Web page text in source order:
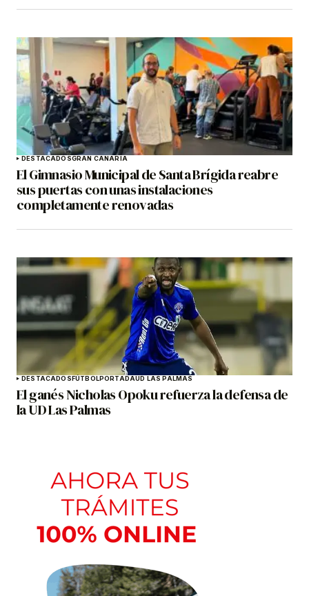
DESTACADOSGRAN CANARIA
El Gimnasio Municipal de Santa Brígida reabre
sus puertas con unas instalaciones
completamente renovadas
DESTACADOSFÚTBOLPORTADAUD LAS PALMAS
El ganés Nicholas Opoku refuerza la defensa de
la UD Las Palmas